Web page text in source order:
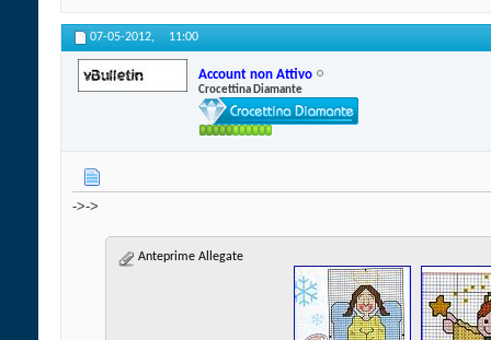
07-05-2012, 11:00
Account non Attivo
Crocettina Diamante
->->
Anteprime Allegate